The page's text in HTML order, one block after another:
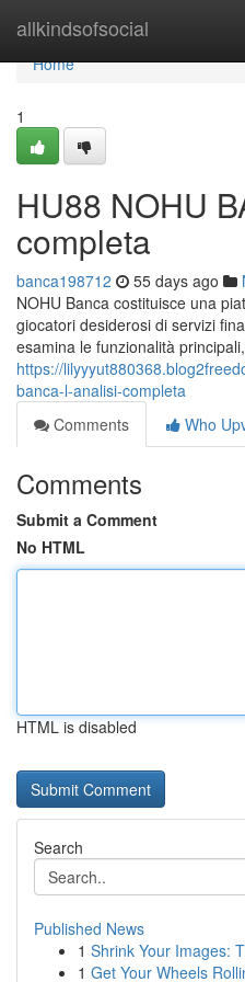
allkindsofsocial
Home
Home
1
HU88 NOHU
completa
banca198712 55 days ago
NOHU Banca costituisce una
giocatori desiderosi di servizi
esamina le funzionalità
https://
banca-l-analisi-completa
Comments
Who
Comments
Submit a Comment
No HTML
HTML is disabled
Search
Published News
1 Shrink Your Images:
1 Get Your Wheels